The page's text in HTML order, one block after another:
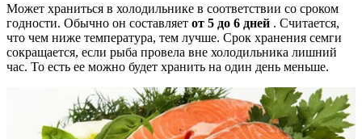
Может храниться в холодильнике в соответствии со сроком
годности. Обычно он составляет от 5 до 6 дней . Считается,
что чем ниже температура, тем лучше. Срок хранения семги
сокращается, если рыба провела вне холодильника лишний
час. То есть ее можно будет хранить на один день меньше.